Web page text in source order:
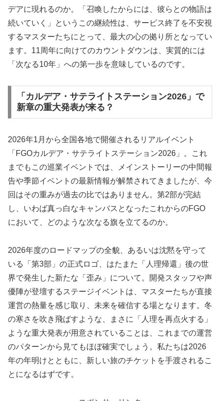
デアに現れるのか。「召喚したからには、彼らとの物語は
続いていく」というこの継続性は、サービス終了を不安視
するマスターたちにとって、最大の心の拠り所となってい
ます。11周年に向けてのカウントダウンは、実質的には
「次なる10年」への第一歩を意味しているのです。
「カルデア・サテライトステーション2026」で
新章の重大発表が来る？
2026年1月から全国各地で開催されるリアルイベント
「FGOカルデア・サテライトステーション2026」。これ
までもこの巡業イベントでは、メインストーリーの中間報
告や季節イベントの最新情報が解禁されてきましたが、今
回はその重みが過去の比ではありません。第2部が完結
し、いわば真っ白なキャンバスとなったこれからのFGO
において、どのような次なる旗を立てるのか。
2026年度のロードマップの全貌、あるいは沈黙を守って
いる「第3部」の正式ロゴ、はたまた「人理帰還」後の世
界で発生した新たな「歪み」について。開発スタッフや声
優陣が登壇するステージイベントは、マスターたちが直接
運営の熱量を感じ取り、未来を確信する場となります。冬
の寒さを吹き飛ばすような、まさに「人理を再点火する」
ような重大発表が用意されていることは、これまでの運営
のパターンから見てもほぼ確実でしょう。私たちは2026
年の年明けとともに、新しい旅のチケットを手渡されるこ
とになるはずです。